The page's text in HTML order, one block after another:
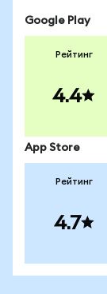
Google Play
Рейтинг
4.4
App Store
Рейтинг
4.7